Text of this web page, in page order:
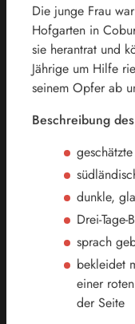
Die junge Frau
Hofgarten in
sie herantrat und
Jährige um Hilfe
seinem Opfer ab
Beschreibung
dunkle,
Drei-Tage-
sprach
bekleidet
einer
der Seite